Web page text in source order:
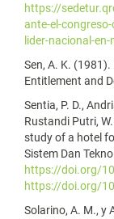
https://
ante-el-
lider-nacional-
Sen, A. K.
Entitlement and
Sentia, P. D.,
Rustandi Putri,
study of a hotel
Sistem Dan
https://doi.org/
https://doi.org/
Solarino, A. M., y